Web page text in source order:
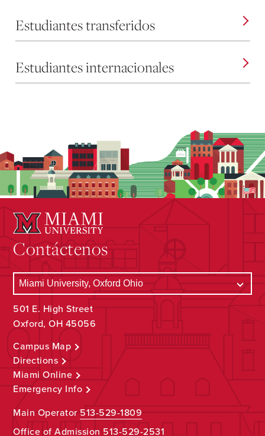
Estudiantes transferidos
Estudiantes internacionales
Contáctenos
501 E. High Street
Oxford, OH 45056
Campus Map
Directions
Miami Online
Emergency Info
Main Operator513-529-1809
Office of Admission 513-529-2531